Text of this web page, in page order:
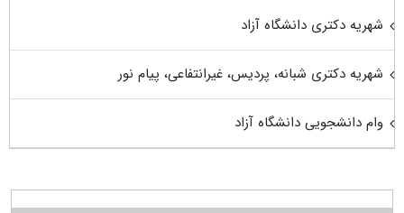
شهریه دکتری دانشگاه آزاد
شهریه دکتری شبانه، پردیس، غیرانتفاعی، پیام نور
وام دانشجویی دانشگاه آزاد